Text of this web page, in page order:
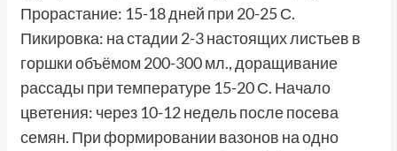
Прорастание: 15-18 дней при 20-25 С.
Пикировка: на стадии 2-3 настоящих листьев в
горшки объёмом 200-300 мл., доращивание
рассады при температуре 15-20 С. Начало
цветения: через 10-12 недель после посева
семян. При формировании вазонов на одно